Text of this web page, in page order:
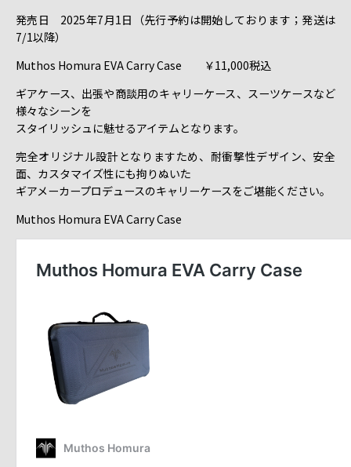
発売日 2025年7月1日（先行予約は開始しております；発送は
7/1以降）
Muthos Homura EVA Carry Case ￥11,000税込
ギアケース、出張や商談用のキャリーケース、スーツケースなど
様々なシーンを
スタイリッシュに魅せるアイテムとなります。
完全オリジナル設計となりますため、耐衝撃性デザイン、安全
面、カスタマイズ性にも拘りぬいた
ギアメーカープロデュースのキャリーケースをご堪能ください。
Muthos Homura EVA Carry Case